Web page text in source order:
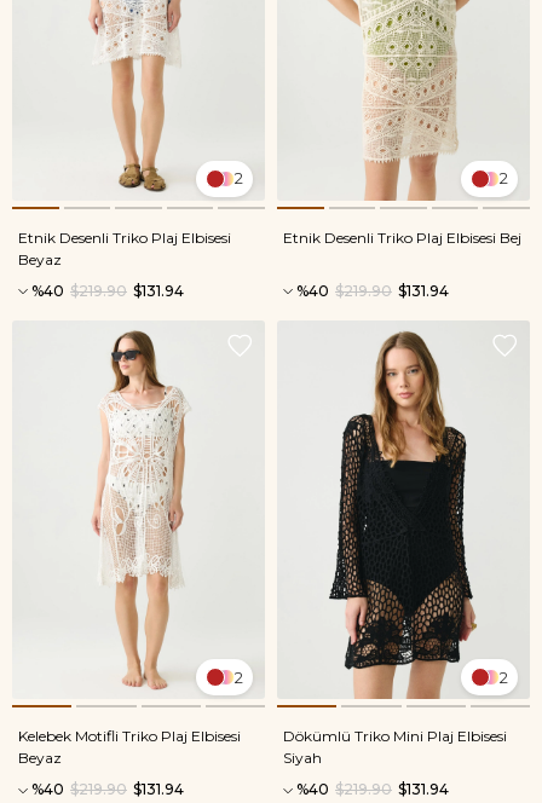
2
Etnik Desenli Triko Plaj Elbisesi
Beyaz
%40
$131.94
$219.90
2
Etnik Desenli Triko Plaj Elbisesi Bej
%40 $131.94
$219.90
2
Kelebek Motifli Triko Plaj Elbisesi
Beyaz
%40
$131.94
$219.90
2
Dökümlü Triko Mini Plaj Elbisesi
Siyah
%40
$131.94
$219.90